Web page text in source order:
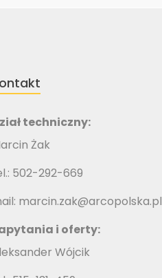
techniczny:
Żak
502-292-669
marcin.zak@arcopolska.pl
i oferty:
Wójcik